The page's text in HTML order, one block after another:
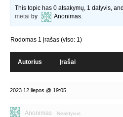
This topic has 0 atsakymų, 1 dalyvis,
metai by Anonimas.
Rodomas 1 įrašas (viso: 1)
Autorius Įrašai
2023 12 liepos @ 19:05
Anonimas Neaktyvus